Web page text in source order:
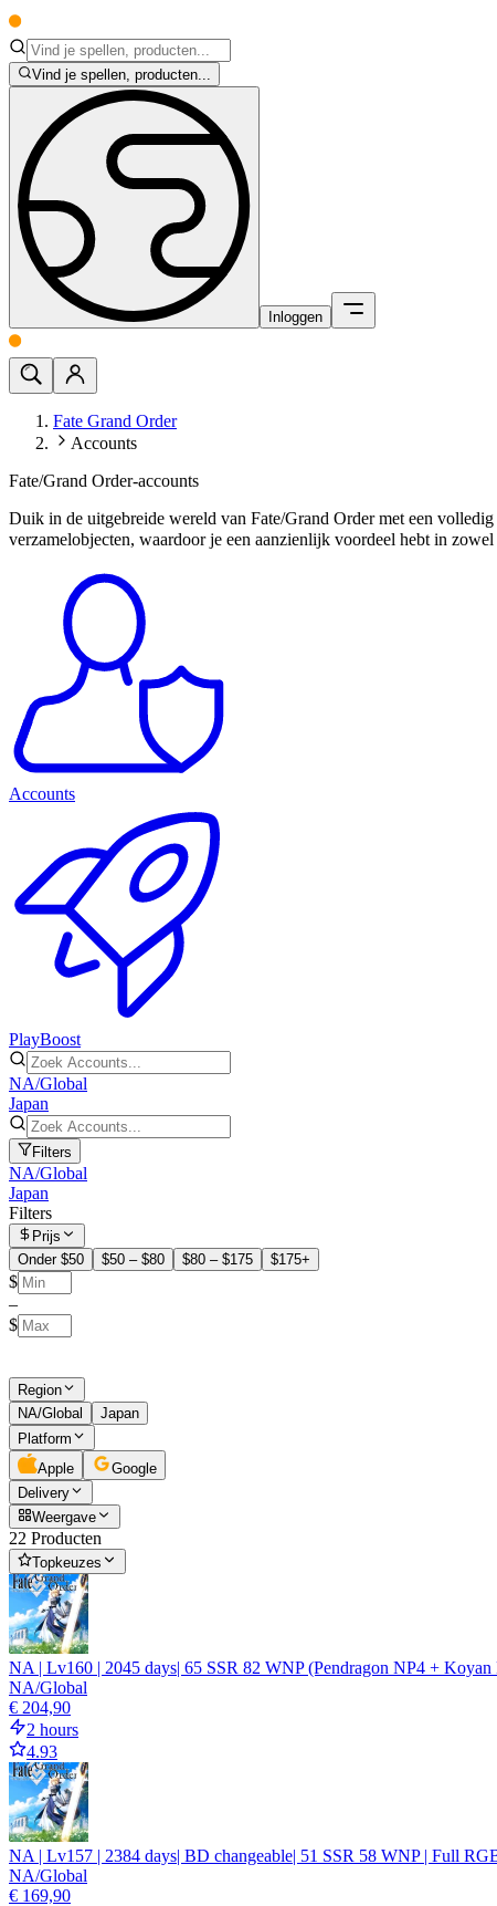
Vind je spellen, producten...
Inloggen
Fate Grand Order
Accounts
Fate/Grand Order-accounts
Duik in de uitgebreide wereld van Fate/Grand Order met een
verzamelobjecten, waardoor je een aanzienlijk voordeel hebt in
Accounts
PlayBoost
NA/Global
Japan
Filters
NA/Global
Japan
Filters
Prijs
Onder $50
$50 – $80 $80 – $175 $175+
$
–
$
Region
NA/Global
Japan
Platform
Apple
Google
Delivery
Weergave
22 Producten
Topkeuzes
NA | Lv160 | 2045 days| 65 SSR 82 WNP (Pendragon NP4 +
NA/Global
€ 204,90
2 hours
4.93
NA | Lv157 | 2384 days| BD changeable| 51 SSR 58 WNP | Full
NA/Global
€ 169,90